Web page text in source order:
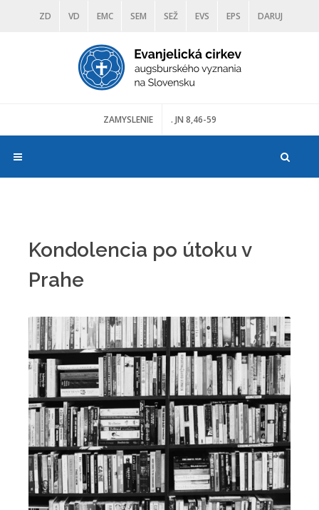
ZD VD EMC SEM SEŽ EVS EPS DARUJ
DIAKONIA ŠKOLY TRANOSCIUS
ZAMYSLENIE . JN 8,46-59
Kondolencia po útoku v
Prahe